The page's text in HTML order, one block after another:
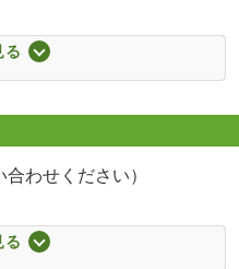
（約150m・徒歩2分）
矢田小南店（約50m・徒
・徒歩3分）
（約1100m・徒歩14分）
る
わせください）
わせください）
る